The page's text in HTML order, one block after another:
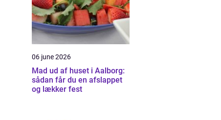
06 june 2026
Mad ud af huset i Aalborg:
sådan får du en afslappet
og lækker fest